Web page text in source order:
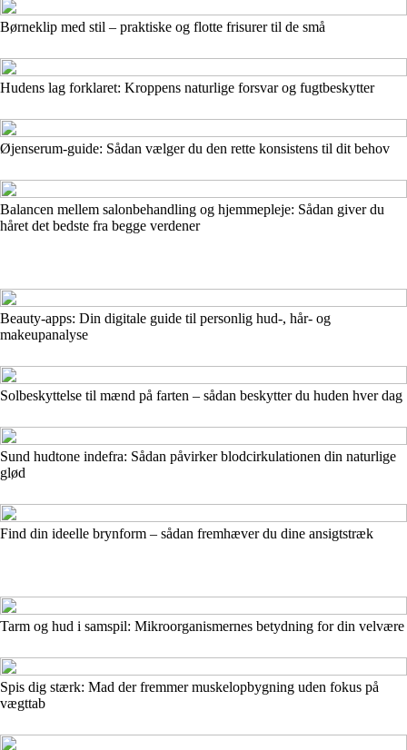
Børneklip med stil – praktiske og flotte frisurer til de små
Hudens lag forklaret: Kroppens naturlige forsvar og fugtbeskytter
Øjenserum-guide: Sådan vælger du den rette konsistens til dit behov
Balancen mellem salonbehandling og hjemmepleje: Sådan giver du
håret det bedste fra begge verdener
Beauty-apps: Din digitale guide til personlig hud-, hår- og
makeupanalyse
Solbeskyttelse til mænd på farten – sådan beskytter du huden hver dag
Sund hudtone indefra: Sådan påvirker blodcirkulationen din naturlige
glød
Find din ideelle brynform – sådan fremhæver du dine ansigtstræk
Tarm og hud i samspil: Mikroorganismernes betydning for din velvære
Spis dig stærk: Mad der fremmer muskelopbygning uden fokus på
vægttab